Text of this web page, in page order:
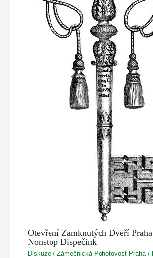
Otevření Zamknutých Dveří
Nonstop Dispečink
Diskuze /Zámečnická Pohotovost Praha/